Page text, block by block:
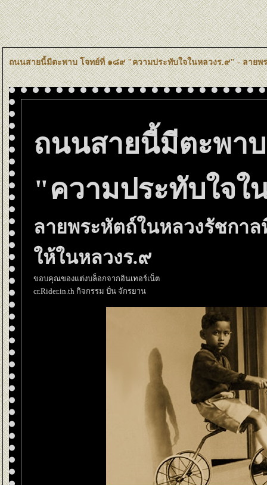
ถนนสายนี้มีตะพาบ โจทย์ที่ ๑๘๙ "ความประทับใจในหลวงร.๙" - ลายพ
ถนนสายนี้มีตะพา
"ความประทับใจใ
ลายพระหัตถ์ในหลวงรัชกา
ห้ในหลวงร.๙
ขอบคุณของแต่งบล็อกจากอินเทอร์เน็ต
cr.Rider.in.th กิจกรรม ปั่น จักรยาน